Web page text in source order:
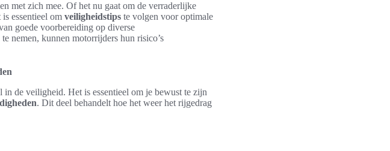
met zich mee. Of het nu gaat om de verraderlijke
essentieel om veiligheidstips te volgen voor optimale
goede voorbereiding op diverse
nemen, kunnen motorrijders hun risico’s
in de veiligheid. Het is essentieel om je bewust te zijn
. Dit deel behandelt hoe het weer het rijgedrag